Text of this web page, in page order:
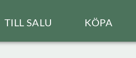
TILL SALU KÖPA